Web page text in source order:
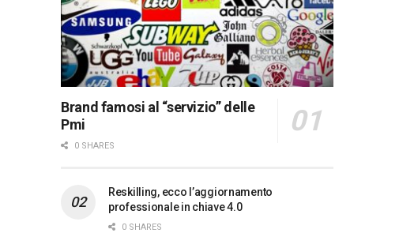
Brand famosi al “servizio” delle
Pmi
0 SHARES
Reskilling, ecco l’aggiornamento
professionale in chiave 4.0
0 SHARES